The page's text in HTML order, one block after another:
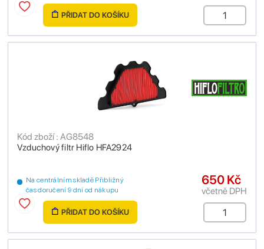
PŘIDAT DO KOŠÍKU
Vzduchový filtr Hiflo HFA2924
Kód zboží : AG8548
Na centrálním skladě Přibližný
čas doručení 9 dní od nákupu
650 Kč
včetně DPH
PŘIDAT DO KOŠÍKU